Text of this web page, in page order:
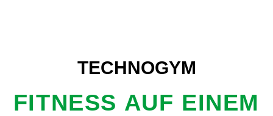
TECHNOGYM
FITNESS AUF EINEM